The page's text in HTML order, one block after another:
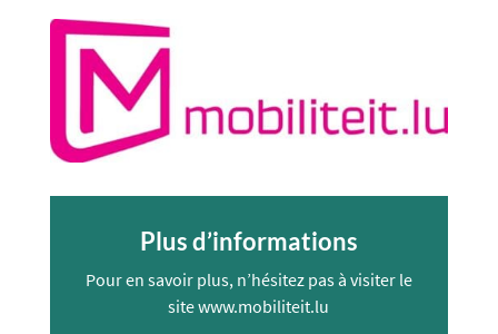
Plus d’informations
Pour en savoir plus, n’hésitez pas à visiter le
site www.mobiliteit.lu